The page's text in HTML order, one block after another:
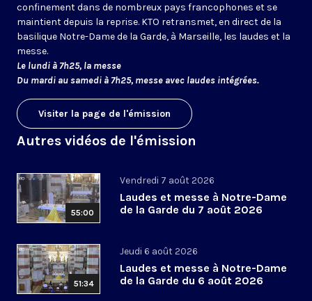
confinement dans de nombreux pays francophones et se
maintient depuis la reprise. KTO retransmet, en direct de la
basilique Notre-Dame de la Garde, à Marseille, les laudes et la
messe.
Le lundi à 7h25, la messe
Du mardi au samedi à 7h25, messe avec laudes intégrées.
Visiter la page de l'émission
Autres vidéos de l'émission
55:00
Vendredi 7 août 2026
Laudes et messe à Notre-Dame
de la Garde du 7 août 2026
51:34
Jeudi 6 août 2026
Laudes et messe à Notre-Dame
de la Garde du 6 août 2026